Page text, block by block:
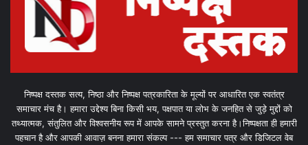
निष्पक्ष दस्तक सत्य, निष्ठा और निष्पक्ष पत्रकारिता के मूल्यों पर आधारित एक स्वतंत्र
समाचार मंच है। हमारा उद्देश्य बिना किसी भय, पक्षपात या लोभ के जनहित से जुड़े मुद्दों को
तथ्यात्मक, संतुलित और विश्वसनीय रूप में आपके सामने प्रस्तुत करना है।निष्पक्षता ही हमारी
पहचान है और आपकी आवाज़ बनना हमारा संकल्प --- हम समाचार पत्र और डिजिटल वेब